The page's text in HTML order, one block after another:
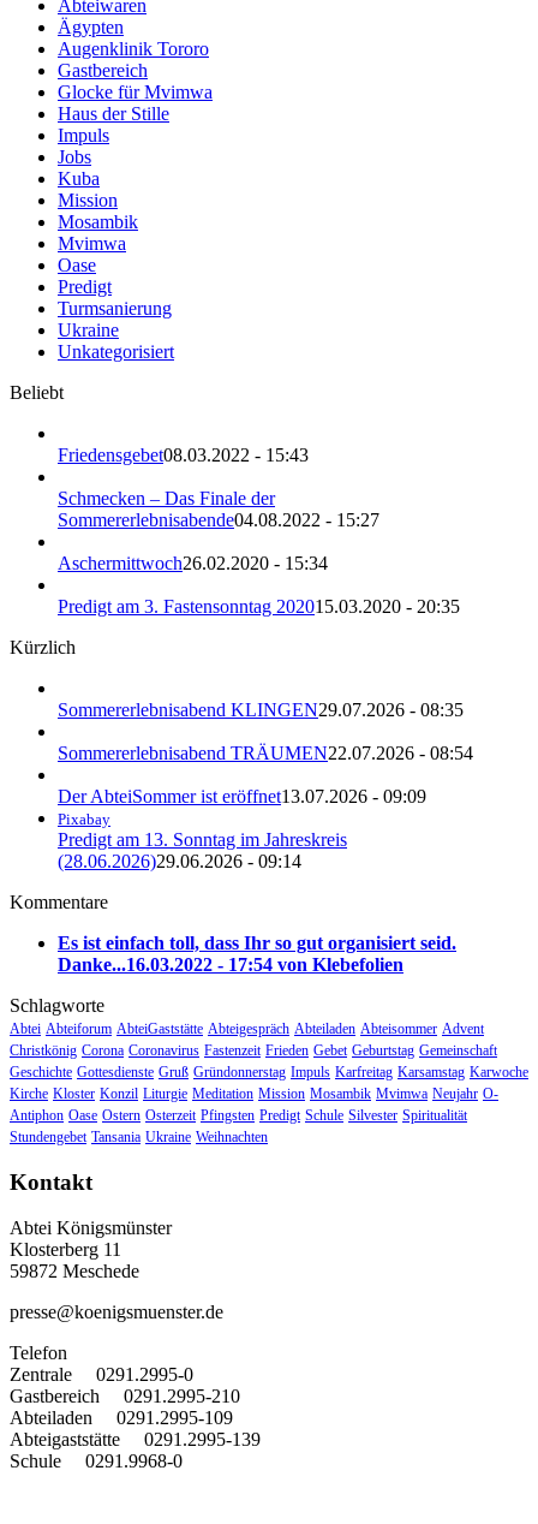
Abteiwaren
Ägypten
Augenklinik Tororo
Gastbereich
Glocke für Mvimwa
Haus der Stille
Impuls
Jobs
Kuba
Mission
Mosambik
Mvimwa
Oase
Predigt
Turmsanierung
Ukraine
Unkategorisiert
Beliebt
Friedensgebet08.03.2022 - 15:43
Schmecken – Das Finale der
Sommererlebnisabende04.08.2022 - 15:27
Aschermittwoch26.02.2020 - 15:34
Predigt am 3. Fastensonntag 202015.03.2020 - 20:35
Kürzlich
Sommererlebnisabend KLINGEN29.07.2026 - 08:35
Sommererlebnisabend TRÄUMEN22.07.2026 - 08:54
Der AbteiSommer ist eröffnet13.07.2026 - 09:09
Pixabay
Predigt am 13. Sonntag im Jahreskreis
(28.06.2026)29.06.2026 - 09:14
Kommentare
Es ist einfach toll, dass Ihr so gut organisiert seid.
Danke...16.03.2022 - 17:54 von Klebefolien
Schlagworte
Abtei Abteiforum AbteiGaststätte Abteigespräch Abteiladen Abteisommer Advent
Christkönig Corona Coronavirus Fastenzeit Frieden Gebet Geburtstag Gemeinschaft
Geschichte Gottesdienste Gruß Gründonnerstag Impuls Karfreitag Karsamstag Karwoche
Kirche Kloster Konzil Liturgie Meditation Mission Mosambik Mvimwa Neujahr O-
Antiphon Oase Ostern Osterzeit Pfingsten Predigt Schule Silvester Spiritualität
Stundengebet Tansania Ukraine Weihnachten
Kontakt
Abtei Königsmünster
Klosterberg 11
59872 Meschede
presse@koenigsmuenster.de
Telefon
Zentrale 0291.2995-0
Gastbereich 0291.2995-210
Abteiladen 0291.2995-109
Abteigaststätte 0291.2995-139
Schule 0291.9968-0